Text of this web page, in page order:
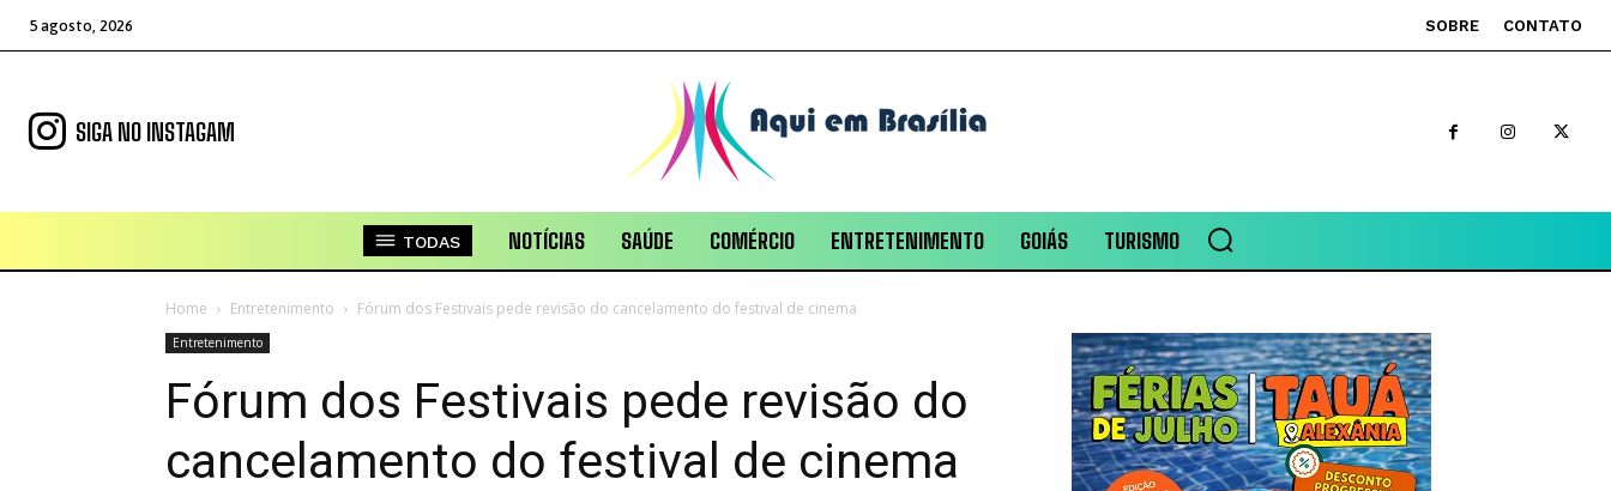
5 agosto, 2026 SOBRE CONTATO
SIGA NO INSTAGAM
TODAS NOTÍCIAS SAÚDE COMÉRCIO ENTRETENIMENTO GOIÁS TURISMO
Home Entretenimento Fórum dos Festivais pede revisão do cancelamento do festival de cinema
Entretenimento
Fórum dos Festivais pede revisão do
cancelamento do festival de cinema